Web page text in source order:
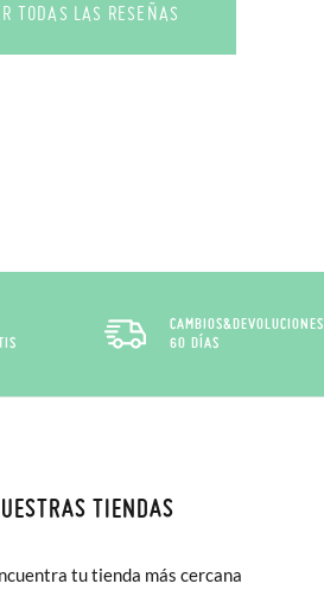
TODAS LAS RESEÑAS
CAMBIOS&DEVOLUCIONES
60 DÍAS
TIENDAS
tu tienda más cercana